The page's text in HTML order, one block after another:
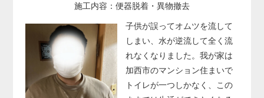
施工内容：便器脱着・異物撤去
子供が誤ってオムツを流して
しまい、水が逆流して全く流
れなくなりました。我が家は
加西市のマンション住まいで
トイレが一つしかなく、この